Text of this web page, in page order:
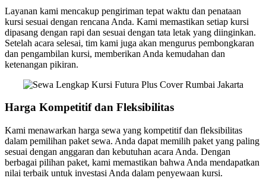
Layanan kami mencakup pengiriman tepat waktu dan penataan
kursi sesuai dengan rencana Anda. Kami memastikan setiap kursi
dipasang dengan rapi dan sesuai dengan tata letak yang diinginkan.
Setelah acara selesai, tim kami juga akan mengurus pembongkaran
dan pengambilan kursi, memberikan Anda kemudahan dan
ketenangan pikiran.
Harga Kompetitif dan Fleksibilitas
Kami menawarkan harga sewa yang kompetitif dan fleksibilitas
dalam pemilihan paket sewa. Anda dapat memilih paket yang paling
sesuai dengan anggaran dan kebutuhan acara Anda. Dengan
berbagai pilihan paket, kami memastikan bahwa Anda mendapatkan
nilai terbaik untuk investasi Anda dalam penyewaan kursi.